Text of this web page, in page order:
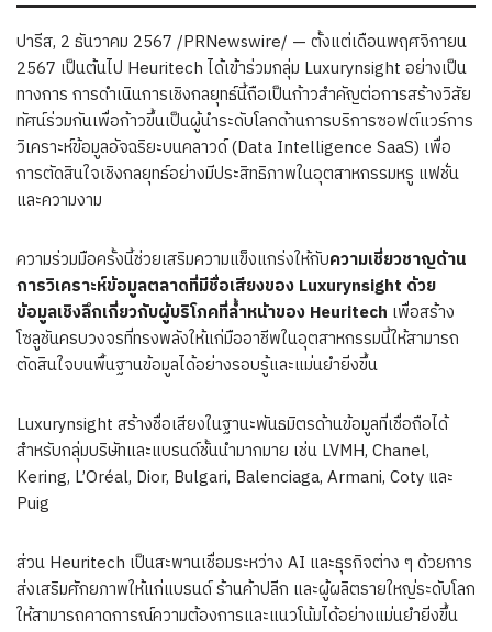
ปารีส, 2 ธันวาคม 2567 /PRNewswire/ — ตั้งแต่เดือนพฤศจิกายน
2567 เป็นต้นไป Heuritech ได้เข้าร่วมกลุ่ม Luxurynsight อย่างเป็น
ทางการ การดำเนินการเชิงกลยุทธ์นี้ถือเป็นก้าวสำคัญต่อการสร้างวิสัย
ทัศน์ร่วมกันเพื่อก้าวขึ้นเป็นผู้นำระดับโลกด้านการบริการซอฟต์แวร์การ
วิเคราะห์ข้อมูลอัจฉริยะบนคลาวด์ (Data Intelligence SaaS) เพื่อ
การตัดสินใจเชิงกลยุทธ์อย่างมีประสิทธิภาพในอุตสาหกรรมหรู แฟชั่น
และความงาม
ความร่วมมือครั้งนี้ช่วยเสริมความแข็งแกร่งให้กับความเชี่ยวชาญด้าน
การวิเคราะห์ข้อมูลตลาดที่มีชื่อเสียงของ Luxurynsight ด้วย
ข้อมูลเชิงลึกเกี่ยวกับผู้บริโภคที่ล้ำหน้าของ Heuritech เพื่อสร้าง
โซลูชันครบวงจรที่ทรงพลังให้แก่มืออาชีพในอุตสาหกรรมนี้ให้สามารถ
ตัดสินใจบนพื้นฐานข้อมูลได้อย่างรอบรู้และแม่นยำยิ่งขึ้น
Luxurynsight สร้างชื่อเสียงในฐานะพันธมิตรด้านข้อมูลที่เชื่อถือได้
สำหรับกลุ่มบริษัทและแบรนด์ชั้นนำมากมาย เช่น LVMH, Chanel,
Kering, L’Oréal, Dior, Bulgari, Balenciaga, Armani, Coty และ
Puig
ส่วน Heuritech เป็นสะพานเชื่อมระหว่าง AI และธุรกิจต่าง ๆ ด้วยการ
ส่งเสริมศักยภาพให้แก่แบรนด์ ร้านค้าปลีก และผู้ผลิตรายใหญ่ระดับโลก
ให้สามารถคาดการณ์ความต้องการและแนวโน้มได้อย่างแม่นยำยิ่งขึ้น